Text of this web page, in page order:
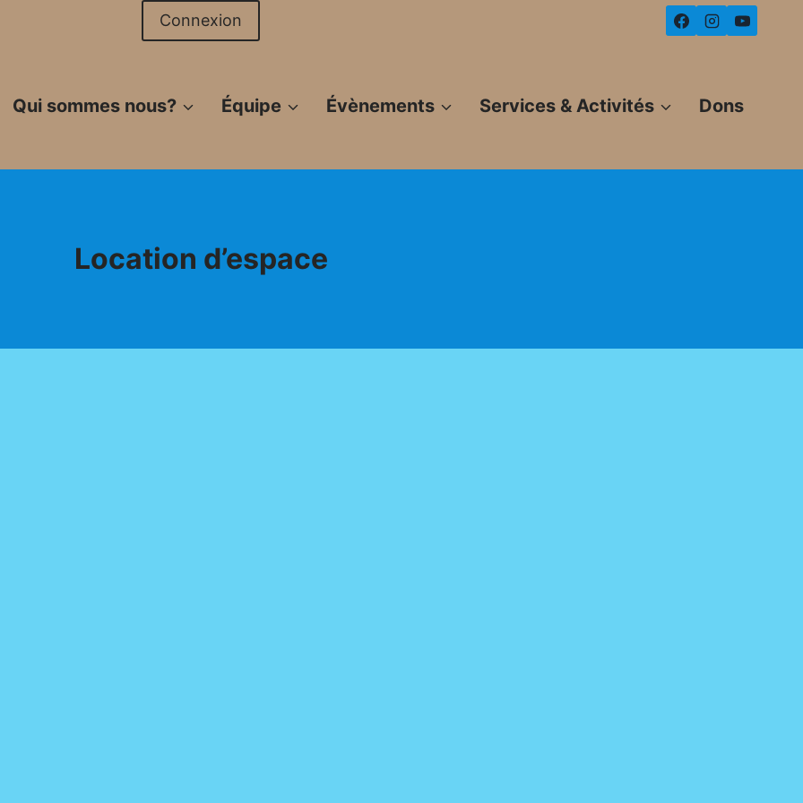
Connexion
Qui sommes nous? Équipe Évènements Services & Activités Dons
Location d’espace